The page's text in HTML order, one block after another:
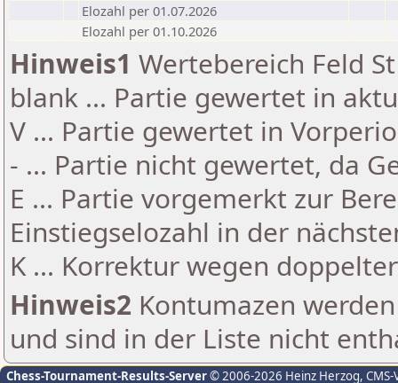
Elozahl per 01.07.2026
Elozahl per 01.10.2026
Hinweis1 Wertebereich Feld
blank ... Partie gewertet in
V ... Partie gewertet in
- ... Partie nicht gewertet, da
E ... Partie vorgemerkt zur
Einstiegselozahl in der
K ... Korrektur wegen
Hinweis2 Kontumazen
und sind in der Liste nicht
Chess-Tournament-Results-Server© 2006-2026 Heinz Herzog,